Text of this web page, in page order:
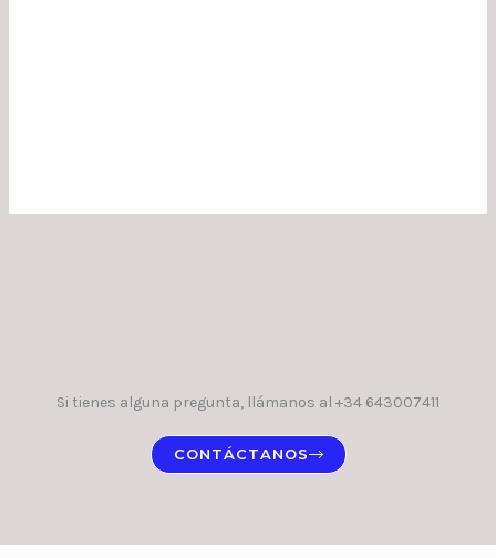
Si tienes alguna pregunta, llámanos al +34 643007411
CONTÁCTANOS